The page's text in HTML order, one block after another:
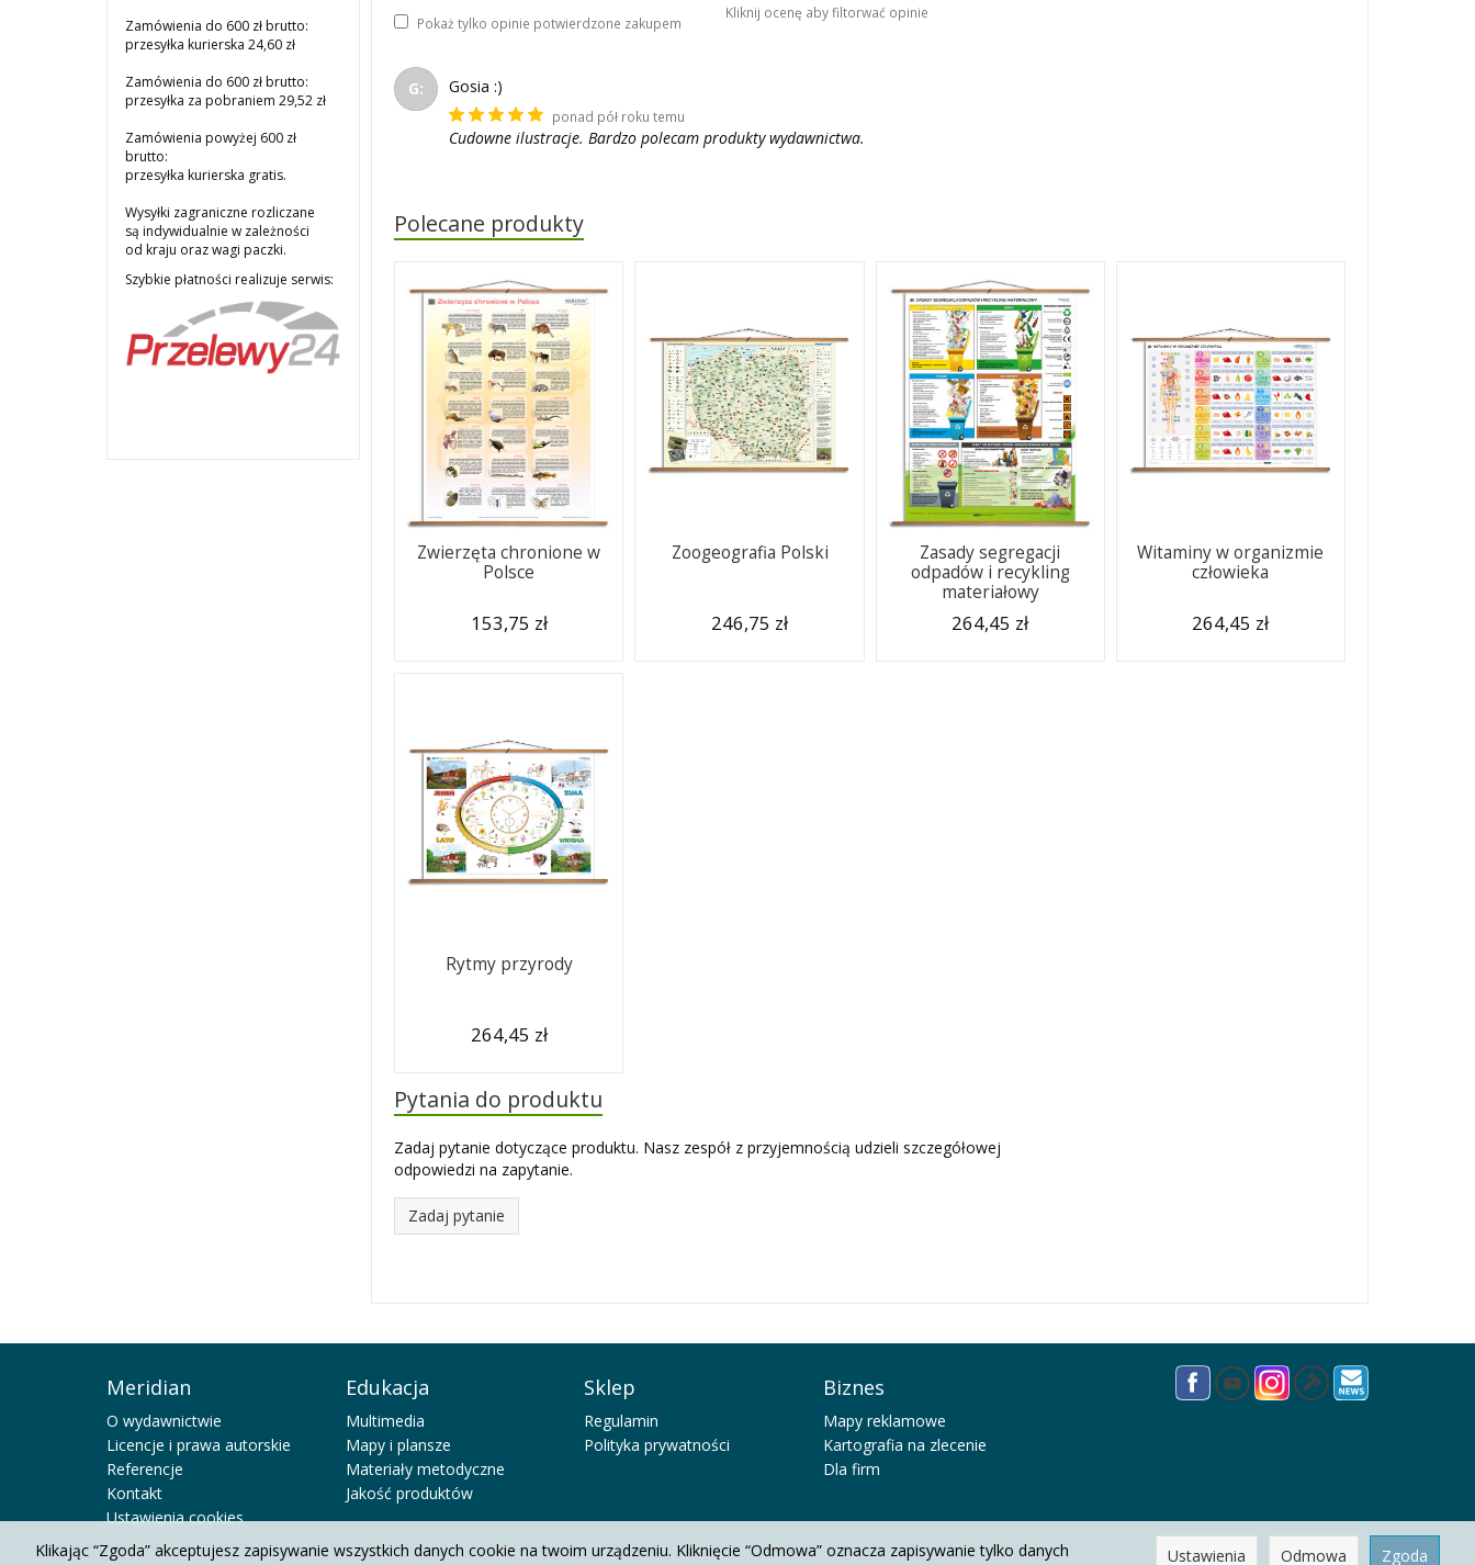
Pokaż tylko opinie potwierdzone zakupem
Kliknij ocenę aby filtorwać opinie
G: Gosia :)
ponad pół roku temu
Cudowne ilustracje. Bardzo polecam produkty wydawnictwa.
Polecane produkty
Zwierzęta chronione w
Polsce
153,75 zł
Zoogeografia Polski
246,75 zł
Zasady segregacji
odpadów i recykling
materiałowy
264,45 zł
Witaminy w organizmie
człowieka
264,45 zł
Rytmy przyrody
264,45 zł
Pytania do produktu
Zadaj pytanie dotyczące produktu. Nasz zespół z przyjemnością udzieli szczegółowej
odpowiedzi na zapytanie.
Zadaj pytanie
Zamówienia do 600 zł brutto:
przesyłka kurierska 24,60 zł
Zamówienia do 600 zł brutto:
przesyłka za pobraniem 29,52 zł
Zamówienia powyżej 600 zł
brutto:
przesyłka kurierska gratis.
Wysyłki zagraniczne rozliczane
są indywidualnie w zależności
od kraju oraz wagi paczki.
Szybkie płatności realizuje serwis:
Meridian
O wydawnictwie
Licencje i prawa autorskie
Referencje
Kontakt
Ustawienia cookies
Edukacja
Multimedia
Mapy i plansze
Materiały metodyczne
Jakość produktów
Sklep
Regulamin
Polityka prywatności
Biznes
Mapy reklamowe
Kartografia na zlecenie
Dla firm
Klikając “Zgoda” akceptujesz zapisywanie wszystkich danych cookie na twoim urządzeniu. Kliknięcie “Odmowa” oznacza zapisywanie tylko danych
Ustawienia Odmowa Zgoda